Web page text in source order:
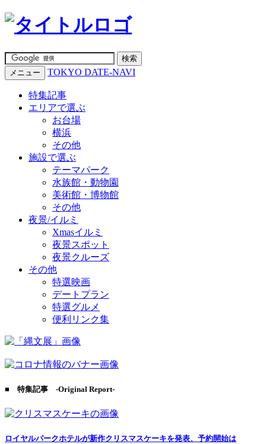
メニュー TOKYO DATE-NAVI
特集記事
エリアで選ぶ
お台場
横浜
その他
施設で選ぶ
テーマパーク
水族館・動物園
美術館・博物館
その他
夜景/イルミ
Xmasイルミ
夜景スポット
夜景クルーズ
その他
特選映画
デートプラン
特選グルメ
便利リンク集
■ 特集記事 -Original Report-
ロイヤルパークホテルが新作クリスマスケーキを発表、予約開始は